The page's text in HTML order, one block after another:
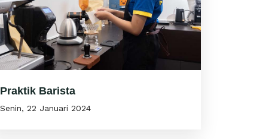
Praktik Barista
Senin, 22 Januari 2024